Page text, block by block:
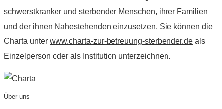
schwerstkranker und sterbender Menschen, ihrer Familien
und der ihnen Nahestehenden einzusetzen. Sie können die
Charta unter www.charta-zur-betreuung-sterbender.de als
Einzelperson oder als Institution unterzeichnen.
Über uns